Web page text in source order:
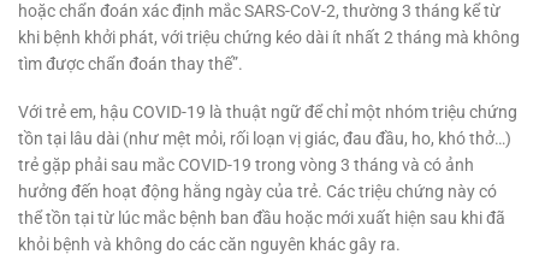
hoặc chẩn đoán xác định mắc SARS-CoV-2, thường 3 tháng kể từ
khi bệnh khởi phát, với triệu chứng kéo dài ít nhất 2 tháng mà không
tìm được chẩn đoán thay thế”.
Với trẻ em, hậu COVID-19 là thuật ngữ để chỉ một nhóm triệu chứng
tồn tại lâu dài (như mệt mỏi, rối loạn vị giác, đau đầu, ho, khó thở…)
trẻ gặp phải sau mắc COVID-19 trong vòng 3 tháng và có ảnh
hưởng đến hoạt động hằng ngày của trẻ. Các triệu chứng này có
thể tồn tại từ lúc mắc bệnh ban đầu hoặc mới xuất hiện sau khi đã
khỏi bệnh và không do các căn nguyên khác gây ra.